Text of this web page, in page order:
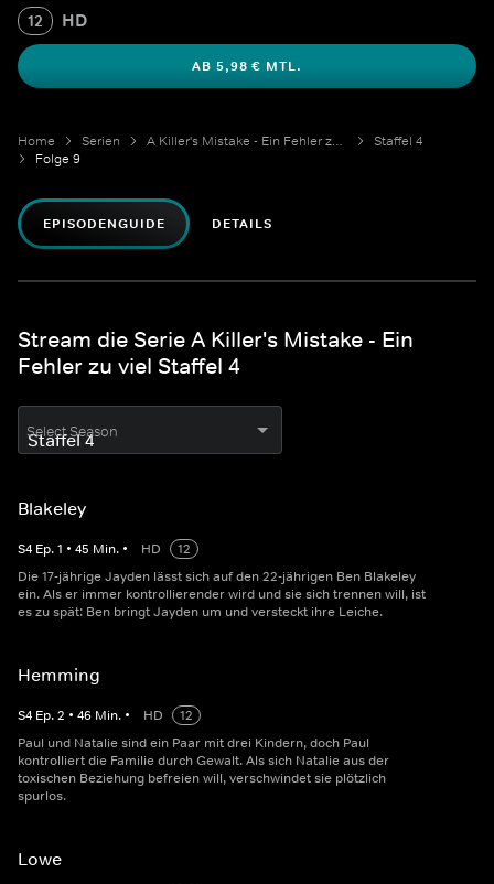
12 HD
AB 5,98 € MTL.
Home Serien A Killer's Mistake - Ein Fehler zu viel
Staffel 4
Folge 9
EPISODENGUIDE DETAILS
Stream die Serie A Killer's Mistake - Ein
Fehler zu viel Staffel 4
Select Season
Blakeley
S4 Ep.1 • 45 Min. • HD
12
Die 17-jährige Jayden lässt sich auf den 22-jährigen Ben Blakeley
ein. Als er immer kontrollierender wird und sie sich trennen will, ist
es zu spät: Ben bringt Jayden um und versteckt ihre Leiche.
Hemming
S4 Ep.2 • 46 Min. • HD
12
Paul und Natalie sind ein Paar mit drei Kindern, doch Paul
kontrolliert die Familie durch Gewalt. Als sich Natalie aus der
toxischen Beziehung befreien will, verschwindet sie plötzlich
spurlos.
Lowe